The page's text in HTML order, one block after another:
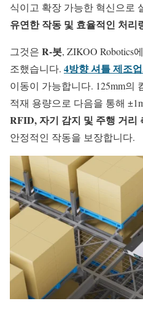
식이고 확장 가능한 혁신으로
유연한 작동 및 효율적인 처리
그것은 R-봇, ZIKOO Robotics
조했습니다. 4방향 셔틀 제조
이동이 가능합니다. 125mm의
적재 용량으로 다음을 통해
RFID, 자기 감지 및 주행 거리
안정적인 작동을 보장합니다.